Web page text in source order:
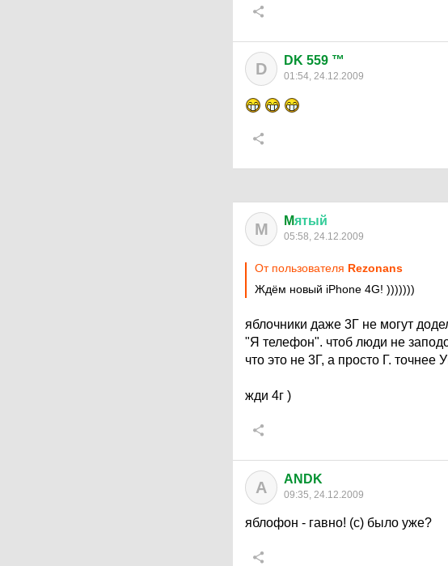
D DK 559 ™
01:54, 24.12.2009
M Mятый
05:58, 24.12.2009
От пользователя Rezonans
Ждём новый iPhone 4G! )))))))
яблочники даже 3Г не могут
"Я телефон". чтоб люди не
что это не 3Г, а просто Г. точнее
жди 4г )
A ANDK
09:35, 24.12.2009
яблофон - гавно! (с) было уже?